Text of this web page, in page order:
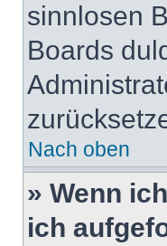
sinnlosen
Boards
Nach oben
» Wenn
ich